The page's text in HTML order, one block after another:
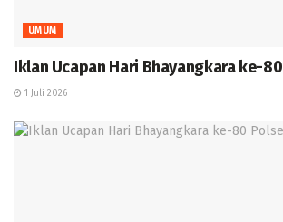
UMUM
Iklan Ucapan Hari Bhayangkara ke-80
1 Juli 2026